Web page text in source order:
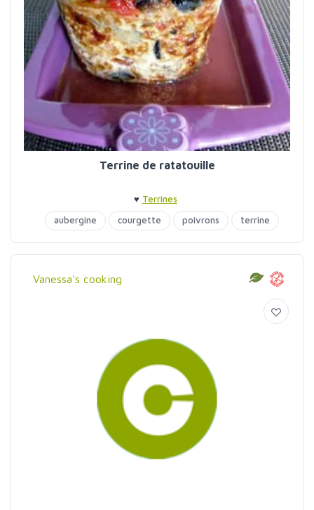
Terrine de ratatouille
♥ Terrines
aubergine
courgette poivrons terrine
Vanessa's cooking